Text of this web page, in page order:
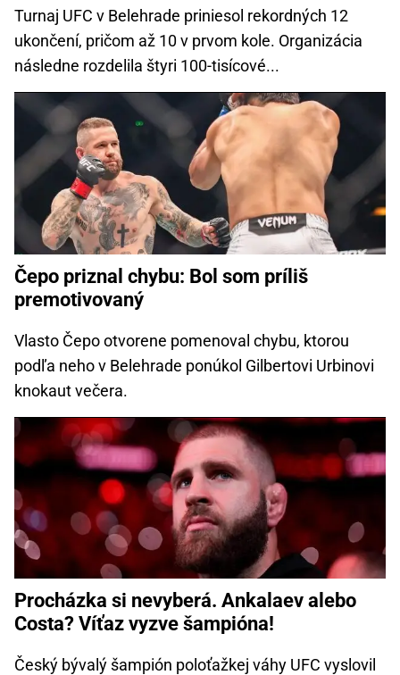
Turnaj UFC v Belehrade priniesol rekordných 12
ukončení, pričom až 10 v prvom kole. Organizácia
následne rozdelila štyri 100-tisícové...
Čepo priznal chybu: Bol som príliš
premotivovaný
Vlasto Čepo otvorene pomenoval chybu, ktorou
podľa neho v Belehrade ponúkol Gilbertovi Urbinovi
knokaut večera.
Procházka si nevyberá. Ankalaev alebo
Costa? Víťaz vyzve šampióna!
Český bývalý šampión poloťažkej váhy UFC vyslovil